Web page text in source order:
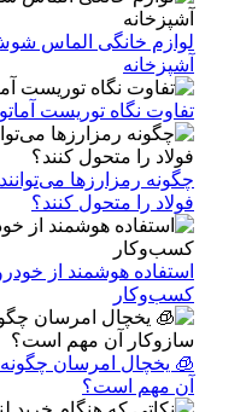
لوازم خانگی الماس
آشپزخانه
تفاوت نگاه توریست
چگونه رمزارزها
فولاد را متحول کنند؟
استفاده هوشمند از
کسب‌وکار
🧊 یخچال امرسان
آن مهم است؟